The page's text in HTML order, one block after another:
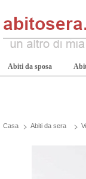
Abiti da sposa
Casa Abiti da sera